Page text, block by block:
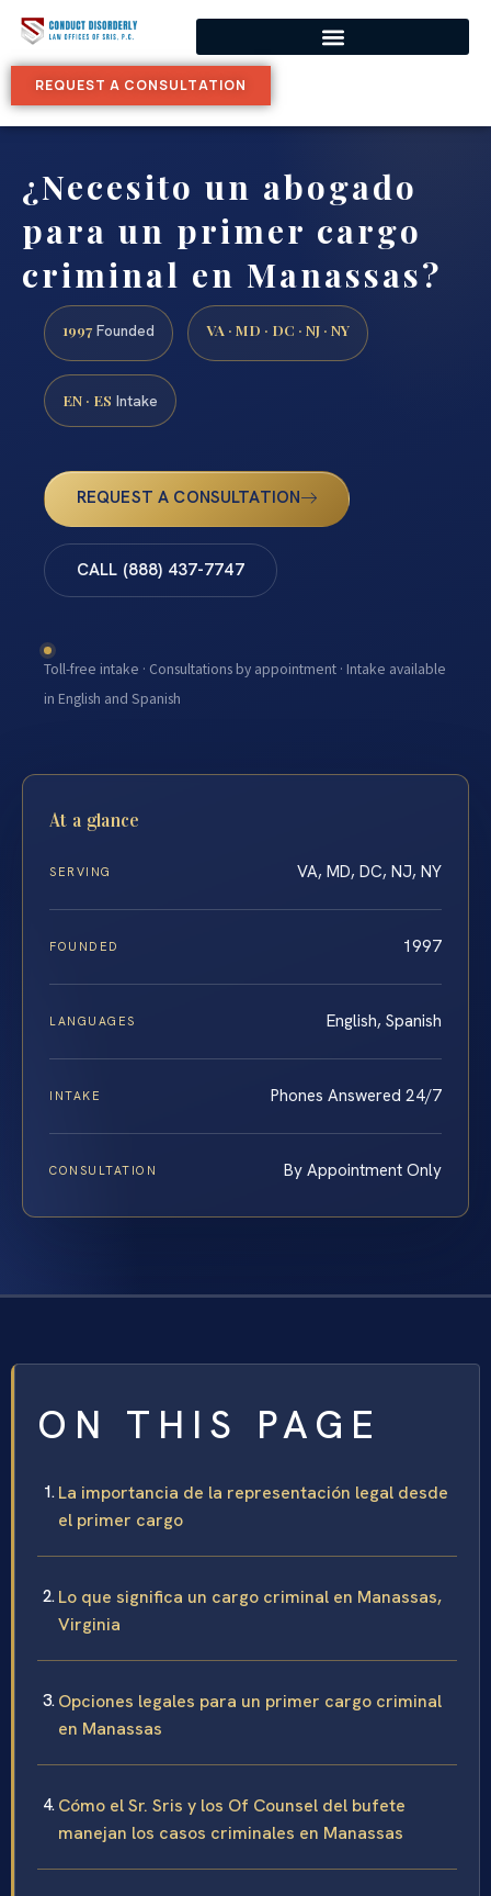
REQUEST A CONSULTATION
¿Necesito un abogado
para un primer cargo
criminal en Manassas?
1997 Founded VA · MD · DC · NJ · NY
EN · ES Intake
REQUEST A CONSULTATION
CALL (888) 437-7747
Toll-free intake · Consultations by appointment · Intake available
in English and Spanish
At a glance
SERVING VA, MD, DC, NJ, NY
FOUNDED 1997
LANGUAGES English, Spanish
INTAKE Phones Answered 24/7
CONSULTATION By Appointment Only
ON THIS PAGE
La importancia de la representación legal desde
el primer cargo
Lo que significa un cargo criminal en Manassas,
Virginia
Opciones legales para un primer cargo criminal
en Manassas
Cómo el Sr. Sris y los Of Counsel del bufete
manejan los casos criminales en Manassas